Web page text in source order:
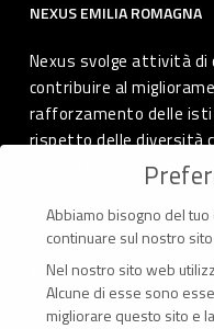
NEXUS EMILIA ROMAGNA
Nexus svolge attività di
contribuire al
rafforzamento delle
rispetto delle diversità
autodeterminazione dei
CONTATTI
Via Marconi 69 –
Abbiamo bisogno del
continuare sul nostro
Nel nostro sito web
Alcune di esse sono
migliorare questo sito e